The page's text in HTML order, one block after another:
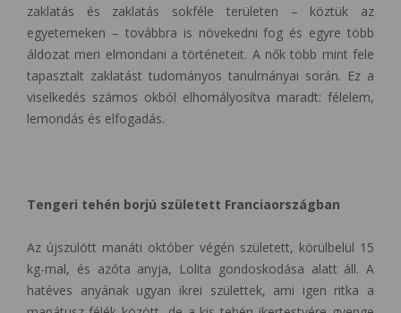
zaklatás és zaklatás sokféle területen – köztük az
egyetemeken – továbbra is növekedni fog és egyre több
áldozat meri elmondani a történeteit. A nők több mint fele
tapasztalt zaklatást tudományos tanulmányai során. Ez a
viselkedés számos okból elhomályosítva maradt: félelem,
lemondás és elfogadás.
Tengeri tehén borjú született Franciaországban
Az újszülött manáti október végén született, körülbelül 15
kg-mal, és azóta anyja, Lolita gondoskodása alatt áll. A
hatéves anyának ugyan ikrei születtek, ami igen ritka a